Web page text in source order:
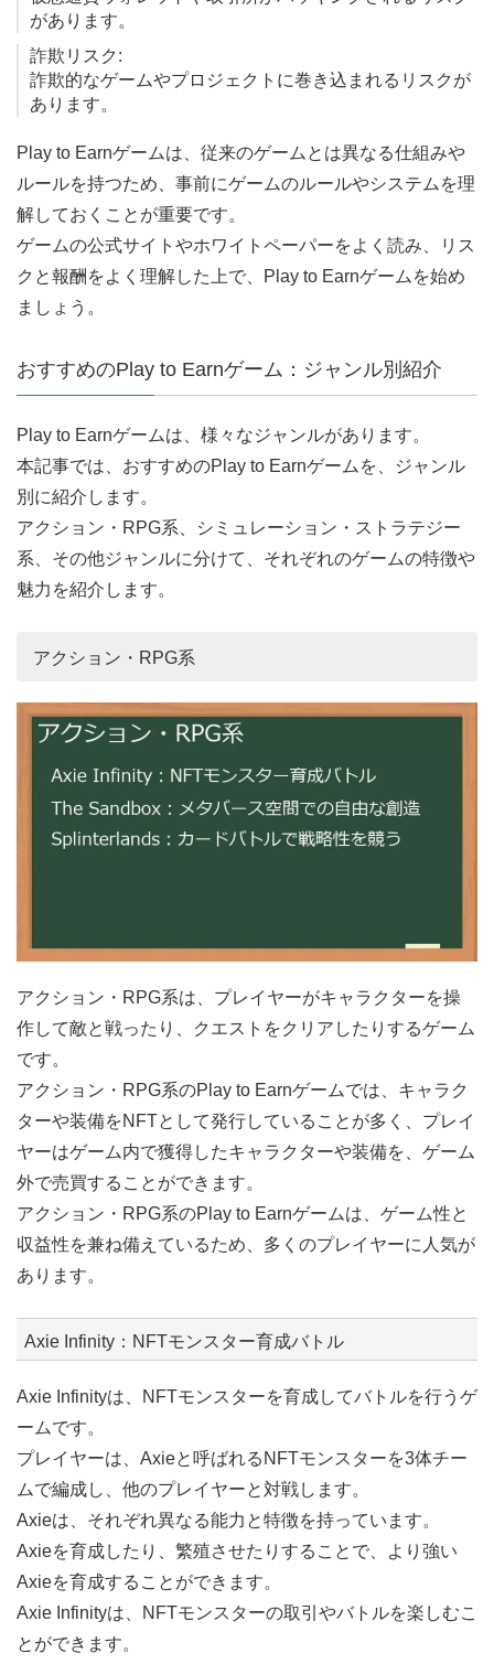
があります。
詐欺リスク:
詐欺的なゲームやプロジェクトに巻き込まれるリスクが
あります。
Play to Earnゲームは、従来のゲームとは異なる仕組みや
ルールを持つため、事前にゲームのルールやシステムを理
解しておくことが重要です。
ゲームの公式サイトやホワイトペーパーをよく読み、リス
クと報酬をよく理解した上で、Play to Earnゲームを始め
ましょう。
おすすめのPlay to Earnゲーム：ジャンル別紹介
Play to Earnゲームは、様々なジャンルがあります。
本記事では、おすすめのPlay to Earnゲームを、ジャンル
別に紹介します。
アクション・RPG系、シミュレーション・ストラテジー
系、その他ジャンルに分けて、それぞれのゲームの特徴や
魅力を紹介します。
アクション・RPG系
アクション・RPG系は、プレイヤーがキャラクターを操
作して敵と戦ったり、クエストをクリアしたりするゲーム
です。
アクション・RPG系のPlay to Earnゲームでは、キャラク
ターや装備をNFTとして発行していることが多く、プレイ
ヤーはゲーム内で獲得したキャラクターや装備を、ゲーム
外で売買することができます。
アクション・RPG系のPlay to Earnゲームは、ゲーム性と
収益性を兼ね備えているため、多くのプレイヤーに人気が
あります。
Axie Infinity：NFTモンスター育成バトル
Axie Infinityは、NFTモンスターを育成してバトルを行うゲ
ームです。
プレイヤーは、Axieと呼ばれるNFTモンスターを3体チー
ムで編成し、他のプレイヤーと対戦します。
Axieは、それぞれ異なる能力と特徴を持っています。
Axieを育成したり、繁殖させたりすることで、より強い
Axieを育成することができます。
Axie Infinityは、NFTモンスターの取引やバトルを楽しむこ
とができます。